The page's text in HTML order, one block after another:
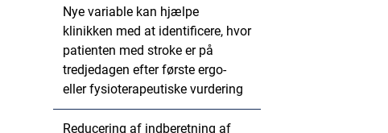
Nye variable kan hjælpe
klinikken med at identificere, hvor
patienten med stroke er på
tredjedagen efter første ergo-
eller fysioterapeutiske vurdering
Reducering af indberetning af